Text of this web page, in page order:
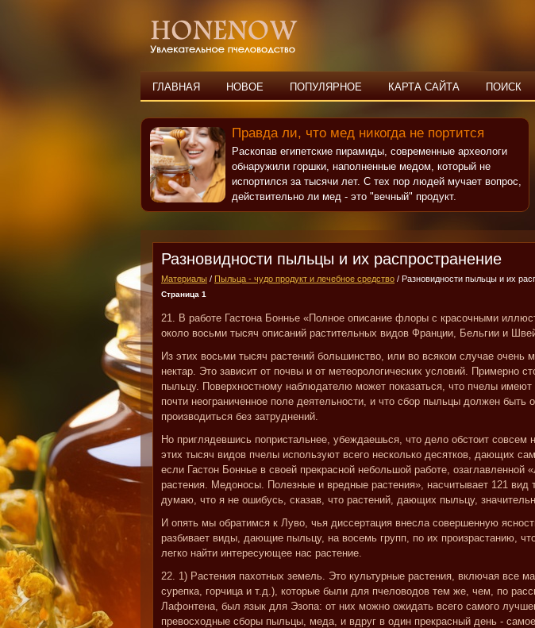
ГЛАВНАЯ НОВОЕ ПОПУЛЯРНОЕ КАРТА САЙТА ПОИСК
Правда ли, что мед никогда не портится
Раскопав египетские пирамиды, современные археологи
обнаружили горшки, наполненные медом, который не
испортился за тысячи лет. С тех пор людей мучает вопрос,
действительно ли мед - это "вечный" продукт.
Разновидности пыльцы и их распространение
Материалы / Пыльца - чудо продукт и лечебное средство / Разновидности пыльцы и их
Страница 1
21. В работе Гастона Боннье «Полное описание флоры с красочными
около восьми тысяч описаний растительных видов Франции, Бельгии и
Из этих восьми тысяч растений большинство, или во всяком случае очень
нектар. Это зависит от почвы и от метеорологических условий. Примерно
пыльцу. Поверхностному наблюдателю может показаться, что пчелы
почти неограниченное поле деятельности, и что сбор пыльцы должен быть
производиться без затруднений.
Но приглядевшись попристальнее, убеждаешься, что дело обстоит совсем
этих тысяч видов пчелы используют всего несколько десятков, дающих
если Гастон Боннье в своей прекрасной небольшой работе, озаглавленной
растения. Медоносы. Полезные и вредные растения», насчитывает 121 вид
думаю, что я не ошибусь, сказав, что растений, дающих пыльцу,
И опять мы обратимся к Луво, чья диссертация внесла совершенную
разбивает виды, дающие пыльцу, на восемь групп, по их произрастанию,
легко найти интересующее нас растение.
22. 1) Растения пахотных земель. Это культурные растения, включая все
сурепка, горчица и т.д.), которые были для пчеловодов тем же, чем, по
Лафонтена, был язык для Эзопа: от них можно ожидать всего самого
превосходные сборы пыльцы, меда, и вдруг в один прекрасный день -